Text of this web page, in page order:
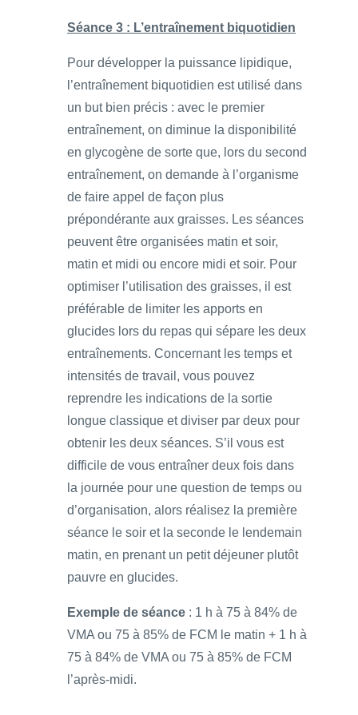
Séance 3 : L’entraînement biquotidien
Pour développer la puissance lipidique,
l’entraînement biquotidien est utilisé dans
un but bien précis : avec le premier
entraînement, on diminue la disponibilité
en glycogène de sorte que, lors du second
entraînement, on demande à l’organisme
de faire appel de façon plus
prépondérante aux graisses. Les séances
peuvent être organisées matin et soir,
matin et midi ou encore midi et soir. Pour
optimiser l’utilisation des graisses, il est
préférable de limiter les apports en
glucides lors du repas qui sépare les deux
entraînements. Concernant les temps et
intensités de travail, vous pouvez
reprendre les indications de la sortie
longue classique et diviser par deux pour
obtenir les deux séances. S’il vous est
difficile de vous entraîner deux fois dans
la journée pour une question de temps ou
d’organisation, alors réalisez la première
séance le soir et la seconde le lendemain
matin, en prenant un petit déjeuner plutôt
pauvre en glucides.
Exemple de séance : 1 h à 75 à 84% de
VMA ou 75 à 85% de FCM le matin + 1 h à
75 à 84% de VMA ou 75 à 85% de FCM
l’après-midi.